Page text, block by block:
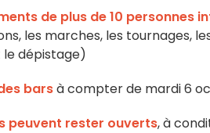
de plus de 10 personnes
les marches, les tournages,
dépistage)
barsà compter de mardi 6
peuvent rester ouverts, à